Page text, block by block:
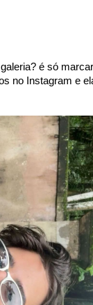
é só
no Instagram e